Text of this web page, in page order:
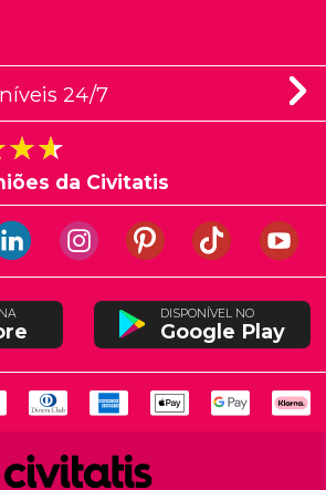
24/7
da Civitatis
DISPONÍVEL NO
Google Play